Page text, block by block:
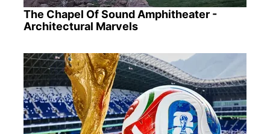
The Chapel Of Sound Amphitheater -
Architectural Marvels